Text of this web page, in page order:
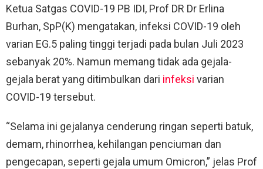
Ketua Satgas COVID-19 PB IDI, Prof DR Dr Erlina
Burhan, SpP(K) mengatakan, infeksi COVID-19 oleh
varian EG.5 paling tinggi terjadi pada bulan Juli 2023
sebanyak 20%. Namun memang tidak ada gejala-
gejala berat yang ditimbulkan dari infeksi varian
COVID-19 tersebut.
“Selama ini gejalanya cenderung ringan seperti batuk,
demam, rhinorrhea, kehilangan penciuman dan
pengecapan, seperti gejala umum Omicron,” jelas Prof